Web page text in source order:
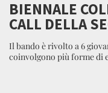
BIENNALE
CALL DELLA
Il bando è rivolto a 6
coinvolgono più forme di